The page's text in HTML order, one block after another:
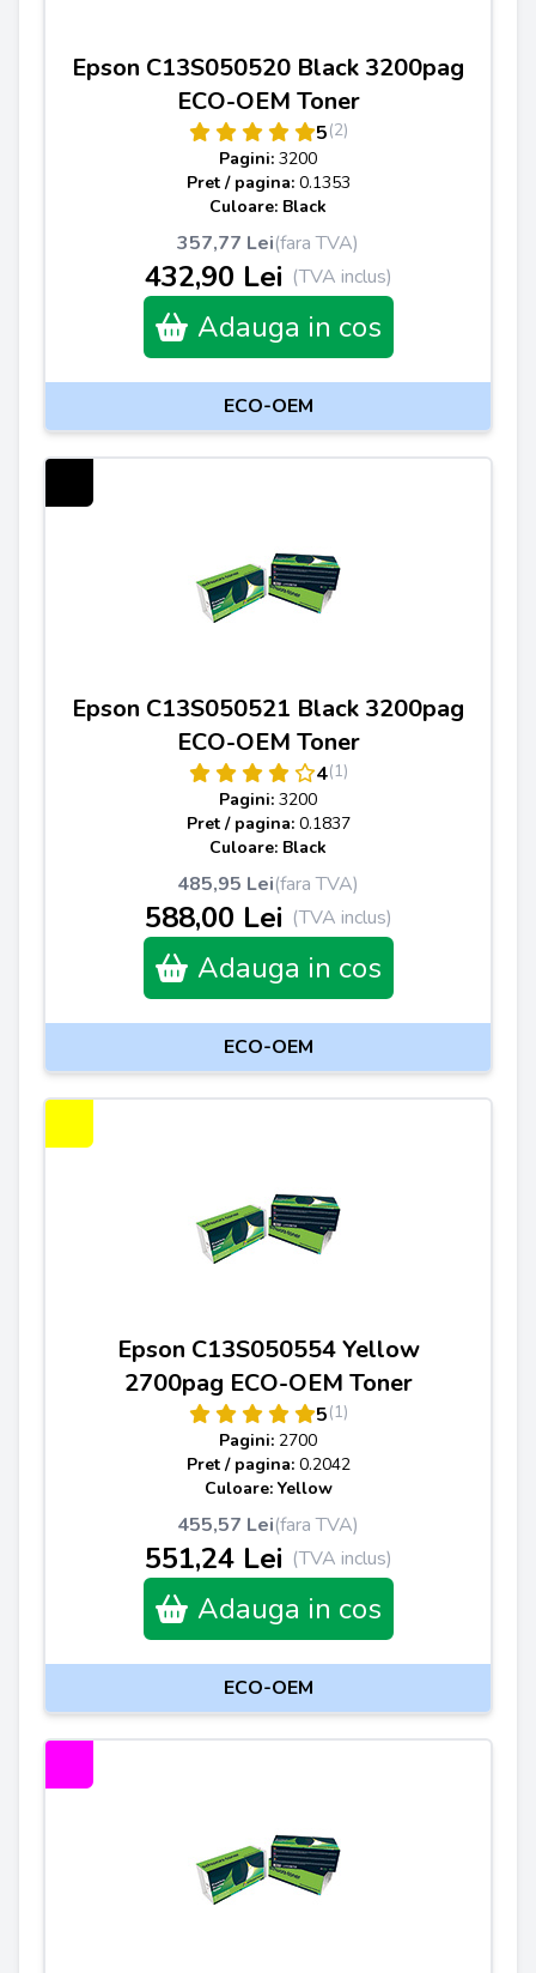
Epson C13S050520 Black 3200pag
ECO-OEM Toner
5(2)
Pagini: 3200
Pret / pagina: 0.1353
Culoare: Black
357,77 Lei(fara TVA)
432,90 Lei (TVA inclus)
Adauga in cos
ECO-OEM
Epson C13S050521 Black 3200pag
ECO-OEM Toner
4(1)
Pagini: 3200
Pret / pagina: 0.1837
Culoare: Black
485,95 Lei(fara TVA)
588,00 Lei (TVA inclus)
Adauga in cos
ECO-OEM
Epson C13S050554 Yellow
2700pag ECO-OEM Toner
5(1)
Pagini: 2700
Pret / pagina: 0.2042
Culoare: Yellow
455,57 Lei(fara TVA)
551,24 Lei (TVA inclus)
Adauga in cos
ECO-OEM